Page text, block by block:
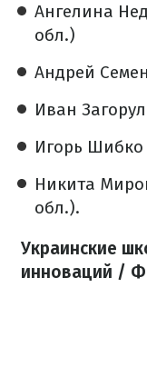
Ангелина
обл.)
Андрей
Иван
Игорь Шибко
Никита
обл.).
Украинские
инноваций /